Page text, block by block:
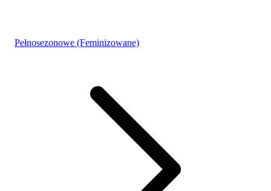
Pełnosezonowe (Feminizowane)